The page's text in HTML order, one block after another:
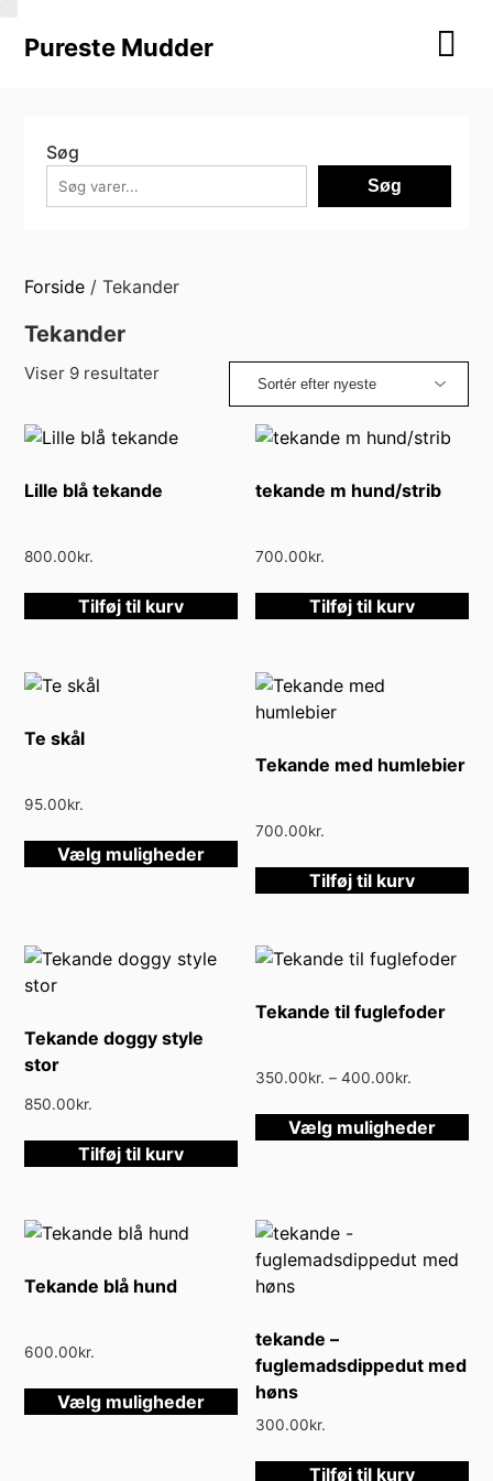
Pureste Mudder
Søg
Søg
Forside / Tekander
Tekander
Viser 9 resultaterSorteret
Lille blå tekande
800.00kr.
Tilføj til kurv
tekande m hund/strib
700.00kr.
Tilføj til kurv
Te skål
95.00kr.
Vælg muligheder
Dette
varianter.
Mulighederne
vælges
varesiden
Tekande med humlebier
700.00kr.
Tilføj til kurv
Tekande doggy style
stor
850.00kr.
Tilføj til kurv
Tekande til fuglefoder
350.00kr. – 400.00kr.
til
400.00kr.
Vælg muligheder
Tekande blå hund
600.00kr.
Vælg muligheder
Dette
har
flere
tekande –
fuglemadsdippedut med
høns
300.00kr.
Tilføj til kurv